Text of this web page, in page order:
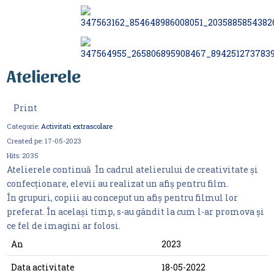
Atelierele
Print
Categorie: Activitati extrascolare
Created pe: 17-05-2023
Hits: 2035
Atelierele continuă În cadrul atelierului de creativitate și
confecționare, elevii au realizat un afiș pentru film.
În grupuri, copiii au conceput un afiș pentru filmul lor
preferat. În același timp, s-au gândit la cum l-ar promova și
ce fel de imagini ar folosi.
An
2023
Data activitate
18-05-2022